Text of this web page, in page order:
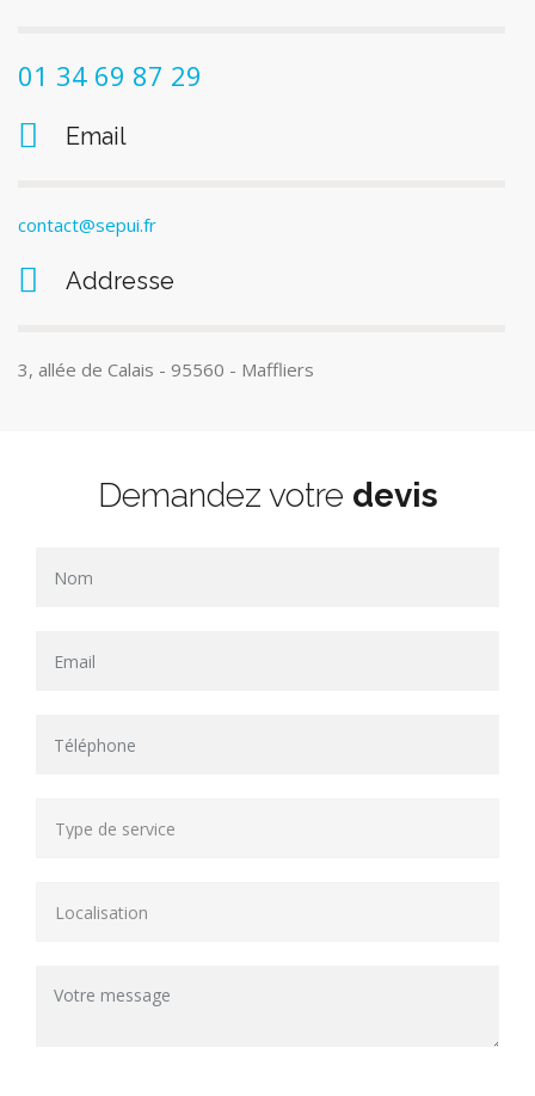
01 34 69 87 29
Email
contact@sepui.fr
Addresse
3, allée de Calais - 95560 - Maffliers
Demandez votre devis